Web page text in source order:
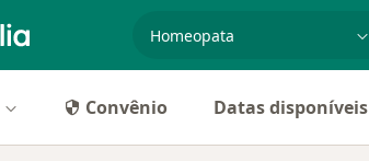
Convênio Datas disponíveis